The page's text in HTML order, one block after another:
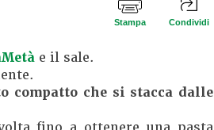
Stampa Condividi
e il sale.
compatto che si stacca dalle